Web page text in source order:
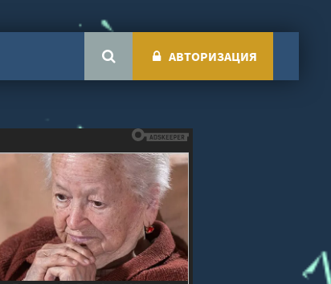
АВТОРИЗАЦИЯ